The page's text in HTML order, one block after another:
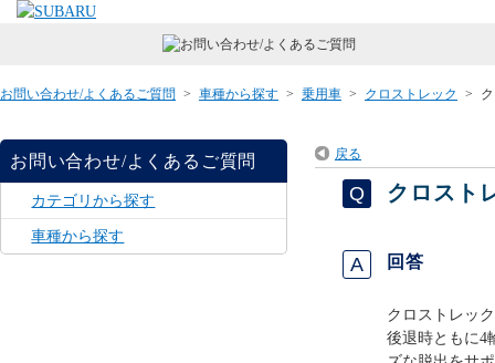
お問い合わせ/よくあるご質問 > 車種から探す > 乗用車 > クロストレック >
お問い合わせ/よくあるご質問
カテゴリから探す
車種から探す
戻る
クロスト
回答
クロストレッ
後退時ともに4